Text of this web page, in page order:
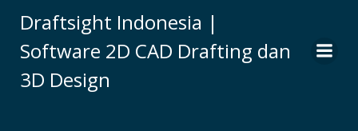
to
content
Draftsight Indonesia |
Software 2D CAD Drafting dan
3D Design